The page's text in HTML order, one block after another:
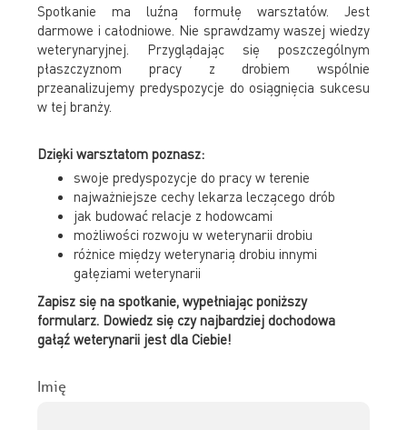
Spotkanie ma luźną formułę warsztatów. Jest
darmowe i całodniowe. Nie sprawdzamy waszej wiedzy
weterynaryjnej. Przyglądając się poszczególnym
płaszczyznom pracy z drobiem wspólnie
przeanalizujemy predyspozycje do osiągnięcia sukcesu
w tej branży.
Dzięki warsztatom poznasz:
swoje predyspozycje do pracy w terenie
najważniejsze cechy lekarza leczącego drób
jak budować relacje z hodowcami
możliwości rozwoju w weterynarii drobiu
różnice między weterynarią drobiu innymi
gałęziami weterynarii
Zapisz się na spotkanie, wypełniając poniższy
formularz. Dowiedz się czy najbardziej dochodowa
gałąź weterynarii jest dla Ciebie!
Imię